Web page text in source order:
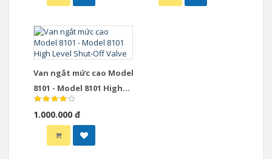
Van ngắt mức cao Model
8101 - Model 8101 High
Level Shut-Off Valve
1.000.000 đ